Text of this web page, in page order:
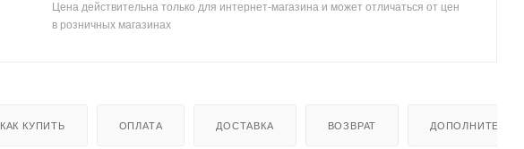
Цена действительна только для интернет-магазина и может отличаться от цен
в розничных магазинах
КАК КУПИТЬ ОПЛАТА ДОСТАВКА ВОЗВРАТ